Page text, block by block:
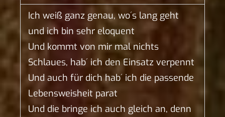
Ich weiß ganz genau, wo´s lang geht
und ich bin sehr eloquent
Und kommt von mir mal nichts
Schlaues, hab´ ich den Einsatz verpennt
Und auch für dich hab´ ich die passende
Lebensweisheit parat
Und die bringe ich auch gleich an, denn